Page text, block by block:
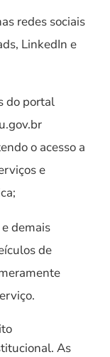
redes sociais
LinkedIn e
do portal
o acesso a
e
demais
de
As